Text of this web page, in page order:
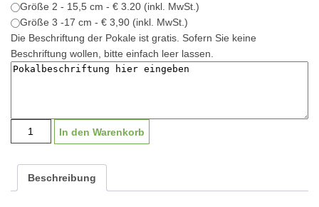
Größe 2 - 15,5 cm - € 3.20 (inkl. MwSt.)
Größe 3 -17 cm - € 3,90 (inkl. MwSt.)
Die Beschriftung der Pokale ist gratis. Sofern Sie keine
Beschriftung wollen, bitte einfach leer lassen.
Pokal
"Baden"
14,5-
In den Warenkorb
Beschreibung